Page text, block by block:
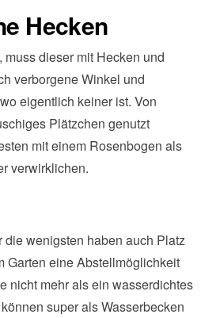
Hecken
dieser mit Hecken und
verborgene Winkel und
eigentlich keiner ist. Von
Plätzchen genutzt
mit einem Rosenbogen als
verwirklichen.
die wenigsten haben auch Platz
Garten eine Abstellmöglichkeit
nicht mehr als ein wasserdichtes
super als Wasserbecken